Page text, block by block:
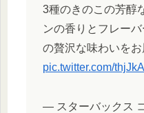
3種のきのこの芳醇
ンの香りとフレー
の贅沢な味わいを
pic.twitter.com/
— スターバックス